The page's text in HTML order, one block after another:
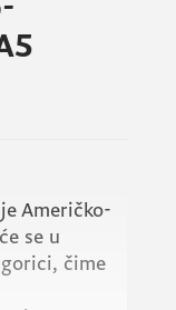
Američko-
se u
čime